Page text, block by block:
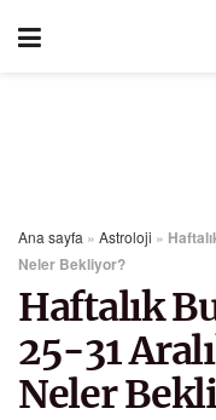
Ana sayfa » Astroloji »
Neler Bekliyor?
Haftalık
25-31
Neler